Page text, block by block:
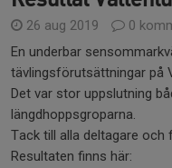
26 aug 2019
0
En underbar
tävlingsförutsättningar på
Det var stor uppslutning
längdhoppsgroparna.
Tack till alla deltagare och
Resultaten finns här: